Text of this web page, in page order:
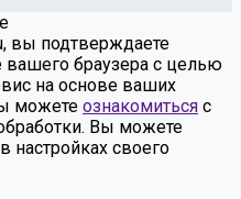
вы подтверждаете
вашего браузера с целью
на основе ваших
можете ознакомиться с
Вы можете
настройках своего